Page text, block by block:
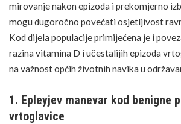
mirovanje nakon epizoda i prekomjerno
mogu dugoročno povećati osjetljivost
Kod dijela populacije primijećena je i
razina vitamina D i učestalijih epizoda
na važnost općih životnih navika u
1. Epleyjev manevar kod benigne
vrtoglavice